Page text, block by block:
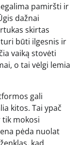
pamiršti ir
dažnai
skirtas
būti ilgesnis ir
vaiką stovėti
o tai vėlgi lemia
gali
kitos. Tai ypač
mokosi
pėda nuolat
kad